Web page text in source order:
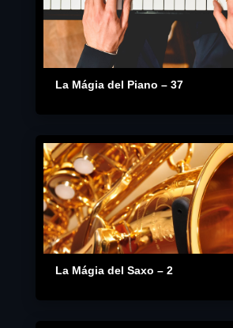
La Mágia del Piano – 37
La Mágia del Saxo – 2